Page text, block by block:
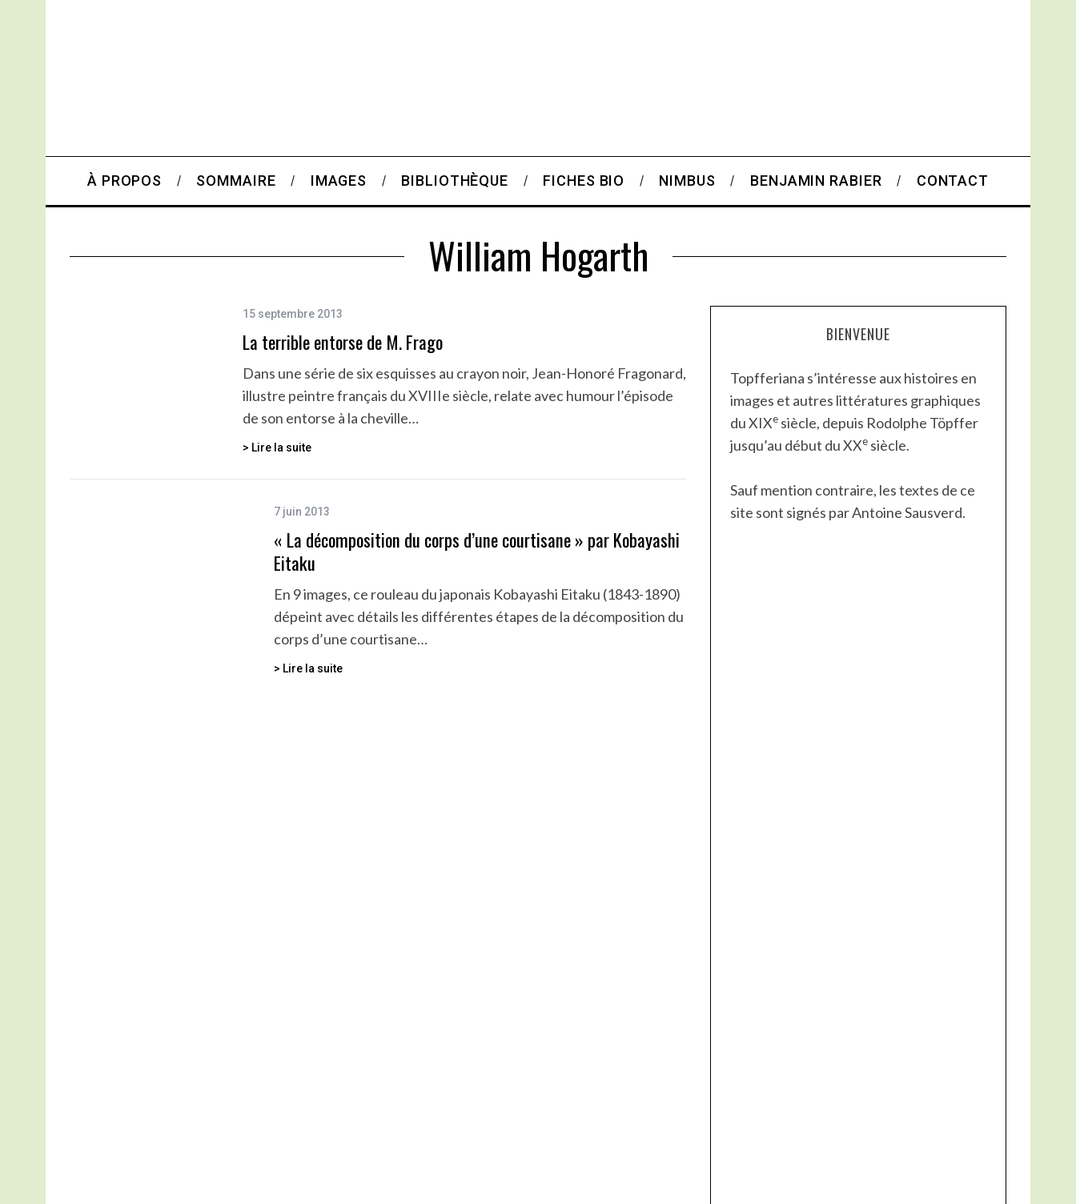
À PROPOS SOMMAIRE IMAGES BIBLIOTHÈQUE FICHES BIO NIMBUS BENJAMIN RABIER CONTACT
William Hogarth
15 septembre 2013
La terrible entorse de M. Frago
Dans une série de six esquisses au crayon noir, Jean-Honoré Fragonard,
illustre peintre français du XVIIIe siècle, relate avec humour l’épisode
de son entorse à la cheville…
> Lire la suite
7 juin 2013
« La décomposition du corps d’une courtisane » par Kobayashi
Eitaku
En 9 images, ce rouleau du japonais Kobayashi Eitaku (1843-1890)
dépeint avec détails les différentes étapes de la décomposition du
corps d’une courtisane…
> Lire la suite
BIENVENUE
Topfferiana s’intéresse aux histoires en
images et autres littératures graphiques
du XIXe siècle, depuis Rodolphe Töpffer
jusqu’au début du XXe siècle.
Sauf mention contraire, les textes de ce
site sont signés par Antoine Sausverd.